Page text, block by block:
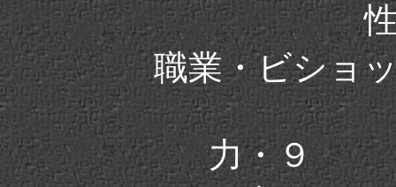
職業・ビシ
力・９